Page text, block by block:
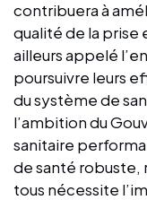
contribuera à
qualité de la prise
ailleurs appelé
poursuivre leurs
du système de
l’ambition du
sanitaire
de santé robuste,
tous nécessite